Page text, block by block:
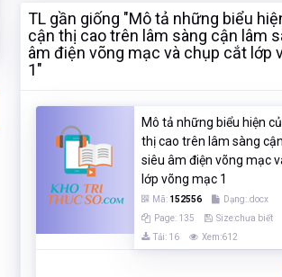
TL gần giống "Mô tả những biểu
cận thị cao trên lâm sàng cận lâm
âm điện võng mạc và chụp cắt lớp
1"
Mô tả những biểu hiện
thị cao trên lâm sàng
siêu âm điện võng mạc
lớp võng mạc 1
Mã: 152556
Dạng:.docx
Page: 135
Size:chưa biết
Tải: 16
Xem:612